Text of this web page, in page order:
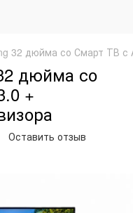
32 дюйма со Смарт ТВ
дюйма со
+
Оставить отзыв